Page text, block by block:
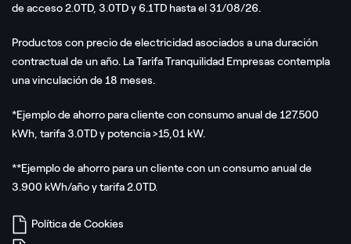
de acceso 2.0TD, 3.0TD y 6.1TD hasta el31/08/26.
Productos con precio de electricidad asociados a una duración
contractual de un año. La Tarifa Tranquilidad Empresas contempla
una vinculación de 18 meses.
*Ejemplo de ahorro para cliente con consumo anual de127.500
kWh, tarifa 3.0TD y potencia >15,01 kW.
**Ejemplo de ahorro para un cliente con un consumo anual de
3.900 kWh/año y tarifa 2.0TD.
Política de Cookies